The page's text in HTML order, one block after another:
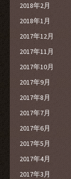
2018年2月
2018年1月
2017年12月
2017年11月
2017年10月
2017年9月
2017年8月
2017年7月
2017年6月
2017年5月
2017年4月
2017年3月